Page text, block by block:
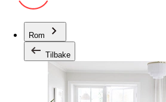
Rom
Tilbake